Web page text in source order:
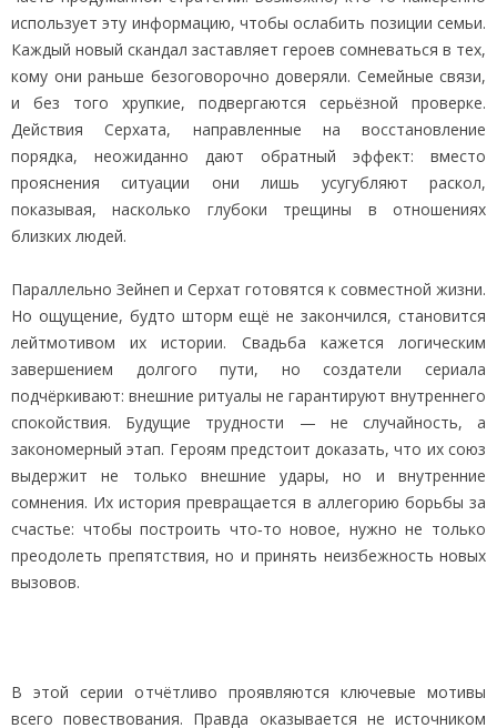
использует эту информацию, чтобы ослабить позиции семьи.
Каждый новый скандал заставляет героев сомневаться в тех,
кому они раньше безоговорочно доверяли. Семейные связи,
и без того хрупкие, подвергаются серьёзной проверке.
Действия Серхата, направленные на восстановление
порядка, неожиданно дают обратный эффект: вместо
прояснения ситуации они лишь усугубляют раскол,
показывая, насколько глубоки трещины в отношениях
близких людей.
Параллельно Зейнеп и Серхат готовятся к совместной жизни.
Но ощущение, будто шторм ещё не закончился, становится
лейтмотивом их истории. Свадьба кажется логическим
завершением долгого пути, но создатели сериала
подчёркивают: внешние ритуалы не гарантируют внутреннего
спокойствия. Будущие трудности — не случайность, а
закономерный этап. Героям предстоит доказать, что их союз
выдержит не только внешние удары, но и внутренние
сомнения. Их история превращается в аллегорию борьбы за
счастье: чтобы построить что‑то новое, нужно не только
преодолеть препятствия, но и принять неизбежность новых
вызовов.
В этой серии отчётливо проявляются ключевые мотивы
всего повествования. Правда оказывается не источником